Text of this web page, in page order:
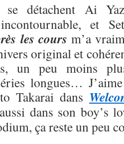
détachent Ai
et
les cours m’a
original et
un peu moins
longues…
Takarai dans
dans son boy’s
ça reste un peu